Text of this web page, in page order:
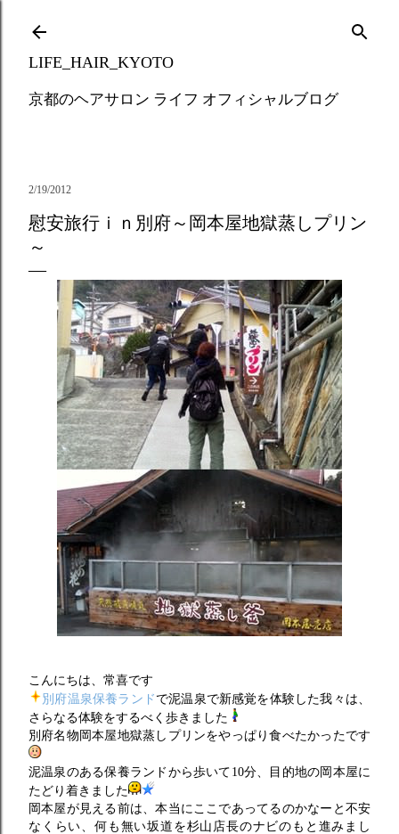
LIFE_HAIR_KYOTO
京都のヘアサロン ライフ オフィシャルブログ
2/19/2012
慰安旅行ｉｎ別府～岡本屋地獄蒸しプリン
～
こんにちは、常喜です
別府温泉保養ランド で泥温泉で新感覚を体験した我々は、
さらなる体験をするべく歩きました
別府名物岡本屋地獄蒸しプリンをやっぱり食べたかったです
泥温泉のある保養ランドから歩いて10分、目的地の岡本屋に
たどり着きました
岡本屋が見える前は、本当にここであってるのかなーと不安
なくらい、何も無い坂道を杉山店長のナビのもと進みまし